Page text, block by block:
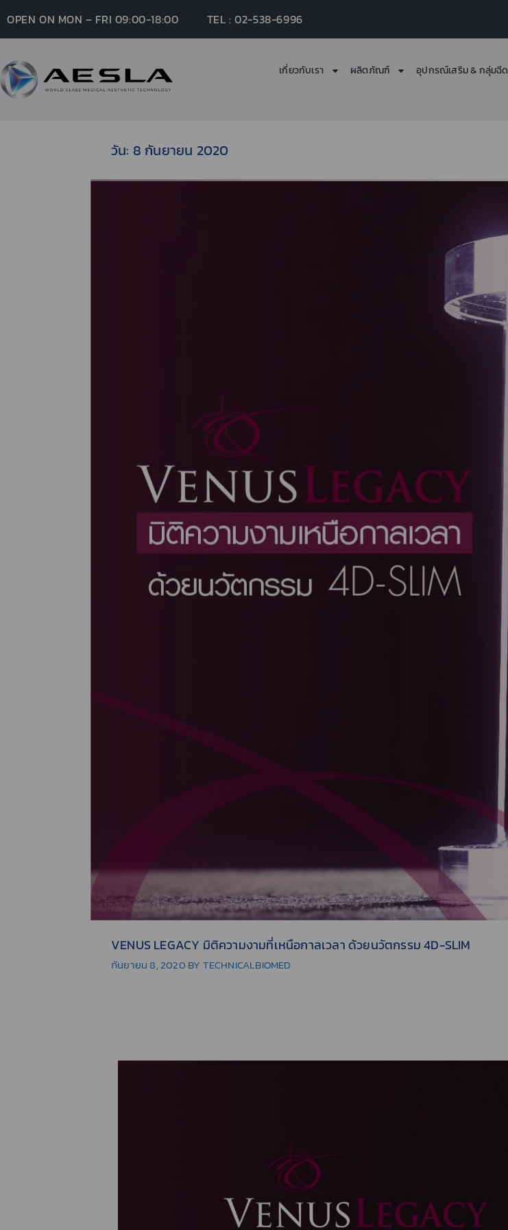
OPEN ON MON – FRI 09:00-18:00 TEL : 02-538-6996
เกี่ยวกับเรา ผลิตภัณฑ์ อุปกรณ์เสริม & กลุ่มฉีด
วัน: 8 กันยายน 2020
VENUS LEGACY มิติความงามที่เหนือกาลเวลา ด้วยนวัตกรรม 4D-SLIM
กันยายน 8, 2020 BY TECHNICALBIOMED